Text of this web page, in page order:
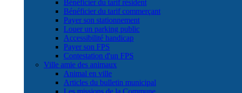
Bénéficier du tarif résident
Bénéficier du tarif commerçant
Payer son stationnement
Louer un parking public
Accessibilité handicap
Payer son FPS
Contestation d'un FPS
Ville amie des animaux
Animal en ville
Articles du bulletin municipal
Les missions de la Commune